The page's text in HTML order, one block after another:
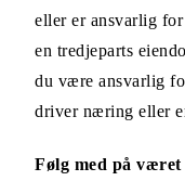
eller er ansvarlig for
en tredjeparts
du være ansvarlig
driver næring eller
Følg med på været